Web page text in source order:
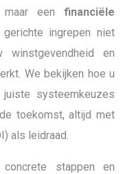
maar een financiële
ingrepen niet
winstgevendheid en
We bekijken hoe u
systeemkeuzes
toekomst, altijd met
als leidraad.
stappen en